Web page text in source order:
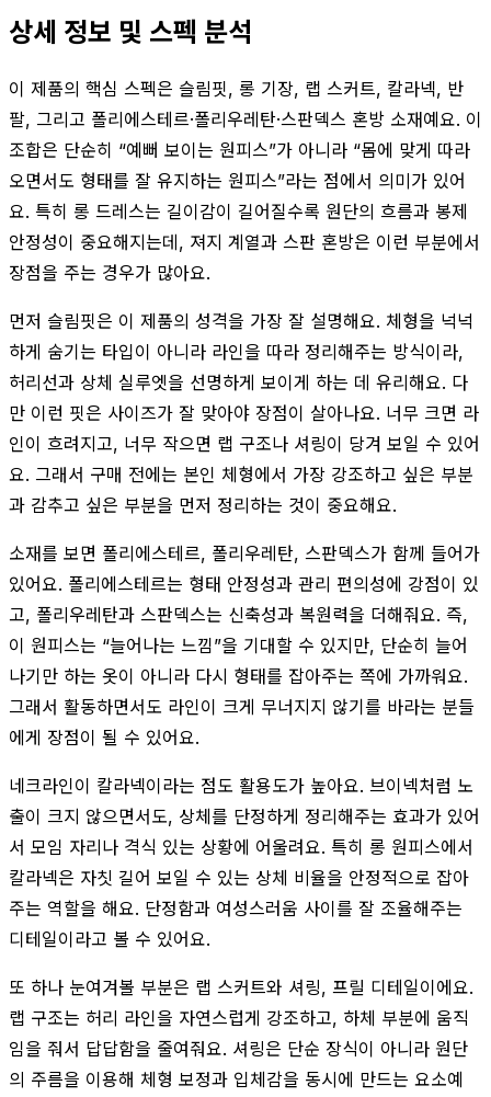
상세 정보 및 스펙 분석
이 제품의 핵심 스펙은 슬림핏, 롱 기장, 랩 스커트, 칼라넥, 반
팔, 그리고 폴리에스테르·폴리우레탄·스판덱스 혼방 소재예요. 이
조합은 단순히 “예뻐 보이는 원피스”가 아니라 “몸에 맞게 따라
오면서도 형태를 잘 유지하는 원피스”라는 점에서 의미가 있어
요. 특히 롱 드레스는 길이감이 길어질수록 원단의 흐름과 봉제
안정성이 중요해지는데, 져지 계열과 스판 혼방은 이런 부분에서
장점을 주는 경우가 많아요.
먼저 슬림핏은 이 제품의 성격을 가장 잘 설명해요. 체형을 넉넉
하게 숨기는 타입이 아니라 라인을 따라 정리해주는 방식이라,
허리선과 상체 실루엣을 선명하게 보이게 하는 데 유리해요. 다
만 이런 핏은 사이즈가 잘 맞아야 장점이 살아나요. 너무 크면 라
인이 흐려지고, 너무 작으면 랩 구조나 셔링이 당겨 보일 수 있어
요. 그래서 구매 전에는 본인 체형에서 가장 강조하고 싶은 부분
과 감추고 싶은 부분을 먼저 정리하는 것이 중요해요.
소재를 보면 폴리에스테르, 폴리우레탄, 스판덱스가 함께 들어가
있어요. 폴리에스테르는 형태 안정성과 관리 편의성에 강점이 있
고, 폴리우레탄과 스판덱스는 신축성과 복원력을 더해줘요. 즉,
이 원피스는 “늘어나는 느낌”을 기대할 수 있지만, 단순히 늘어
나기만 하는 옷이 아니라 다시 형태를 잡아주는 쪽에 가까워요.
그래서 활동하면서도 라인이 크게 무너지지 않기를 바라는 분들
에게 장점이 될 수 있어요.
네크라인이 칼라넥이라는 점도 활용도가 높아요. 브이넥처럼 노
출이 크지 않으면서도, 상체를 단정하게 정리해주는 효과가 있어
서 모임 자리나 격식 있는 상황에 어울려요. 특히 롱 원피스에서
칼라넥은 자칫 길어 보일 수 있는 상체 비율을 안정적으로 잡아
주는 역할을 해요. 단정함과 여성스러움 사이를 잘 조율해주는
디테일이라고 볼 수 있어요.
또 하나 눈여겨볼 부분은 랩 스커트와 셔링, 프릴 디테일이에요.
랩 구조는 허리 라인을 자연스럽게 강조하고, 하체 부분에 움직
임을 줘서 답답함을 줄여줘요. 셔링은 단순 장식이 아니라 원단
의 주름을 이용해 체형 보정과 입체감을 동시에 만드는 요소예